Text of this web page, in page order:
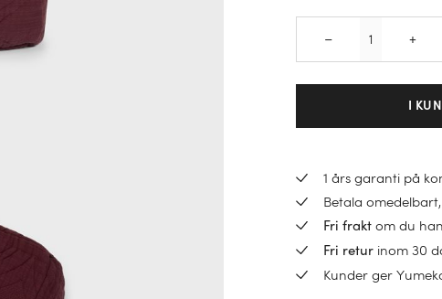
– +
I
1 års garanti på
Betala
Fri frakt om du
Fri retur inom 30
Kunder ger